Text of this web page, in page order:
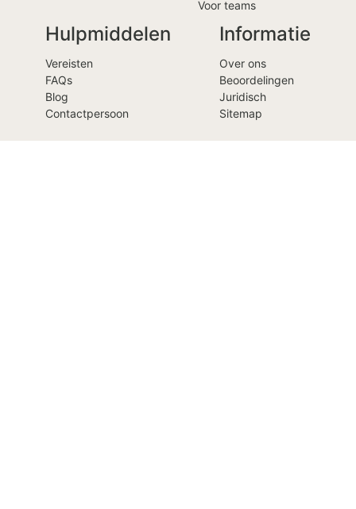
Voor teams
Hulpmiddelen
Vereisten
FAQs
Blog
Contactpersoon
Informatie
Over ons
Beoordelingen
Juridisch
Sitemap